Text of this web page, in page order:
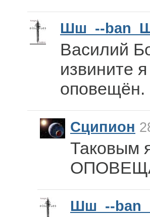
Шш_--
Василий
извините
оповещён.
Сципион
Таковым
Шш_--